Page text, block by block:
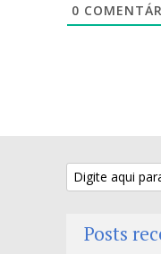
0
Posts